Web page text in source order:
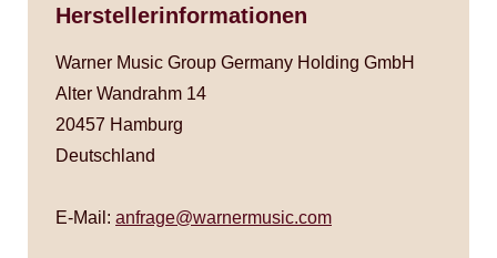
Herstellerinformationen
Warner Music Group Germany Holding GmbH
Alter Wandrahm 14
20457 Hamburg
Deutschland
E-Mail: anfrage@warnermusic.com